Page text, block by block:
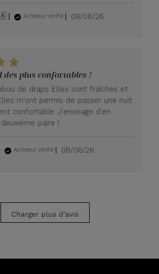
Acheteur vérifié
Date
08/06/26
des plus confortables !
de draps Elles sont fraîches et
m'ont permis de passer une nuit
confortable. J'envisage d'en
paire !
Acheteur vérifié
Date
08/06/26
Charger plus d’avis